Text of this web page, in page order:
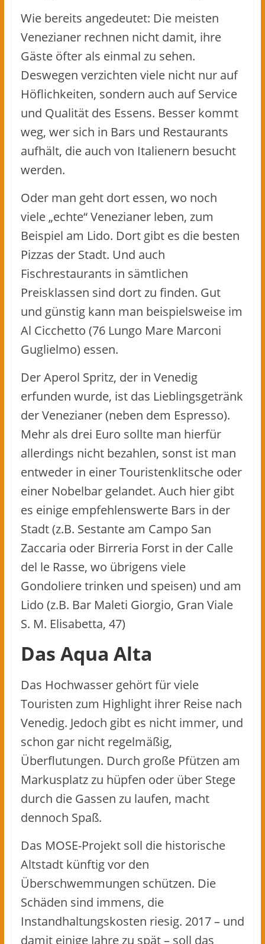
Wie bereits angedeutet: Die meisten
Venezianer rechnen nicht damit, ihre
Gäste öfter als einmal zu sehen.
Deswegen verzichten viele nicht nur auf
Höflichkeiten, sondern auch auf Service
und Qualität des Essens. Besser kommt
weg, wer sich in Bars und Restaurants
aufhält, die auch von Italienern besucht
werden.
Oder man geht dort essen, wo noch
viele „echte“ Venezianer leben, zum
Beispiel am Lido. Dort gibt es die besten
Pizzas der Stadt. Und auch
Fischrestaurants in sämtlichen
Preisklassen sind dort zu finden. Gut
und günstig kann man beispielsweise im
Al Cicchetto (76 Lungo Mare Marconi
Guglielmo) essen.
Der Aperol Spritz, der in Venedig
erfunden wurde, ist das Lieblingsgetränk
der Venezianer (neben dem Espresso).
Mehr als drei Euro sollte man hierfür
allerdings nicht bezahlen, sonst ist man
entweder in einer Touristenklitsche oder
einer Nobelbar gelandet. Auch hier gibt
es einige empfehlenswerte Bars in der
Stadt (z.B. Sestante am Campo San
Zaccaria oder Birreria Forst in der Calle
del le Rasse, wo übrigens viele
Gondoliere trinken und speisen) und am
Lido (z.B. Bar Maleti Giorgio, Gran Viale
S. M. Elisabetta, 47)
Das Aqua Alta
Das Hochwasser gehört für viele
Touristen zum Highlight ihrer Reise nach
Venedig. Jedoch gibt es nicht immer, und
schon gar nicht regelmäßig,
Überflutungen. Durch große Pfützen am
Markusplatz zu hüpfen oder über Stege
durch die Gassen zu laufen, macht
dennoch Spaß.
Das MOSE-Projekt soll die historische
Altstadt künftig vor den
Überschwemmungen schützen. Die
Schäden sind immens, die
Instandhaltungskosten riesig. 2017 – und
damit einige Jahre zu spät – soll das